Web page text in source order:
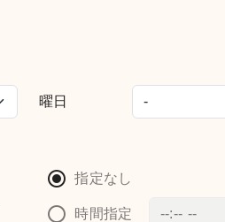
曜日
指定なし
時間指定